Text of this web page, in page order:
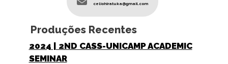
celiohiratuka@gmail.com
Produções Recentes
2024 | 2ND CASS-UNICAMP ACADEMIC
SEMINAR